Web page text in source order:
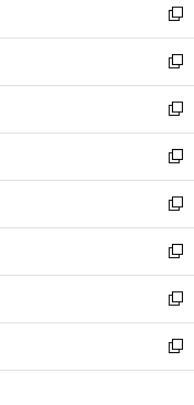
で
開
く
ド
ウ
で
開
く
ィ
ン
ド
ウ
で
開
く
い
ウ
ィ
ン
ド
ウ
で
開
く
新
し
い
ウ
ィ
ン
ド
ウ
で
開
く
新
し
い
ウ
ィ
ン
ド
ウ
で
開
く
新
し
い
ウ
ィ
ン
ド
ウ
で
開
く
新
し
い
ウ
ィ
ン
ド
ウ
で
開
新
し
い
ウ
ィ
ン
ド
ウ
新
し
い
ウ
ィ
ン
新
し
い
ウ
新
し